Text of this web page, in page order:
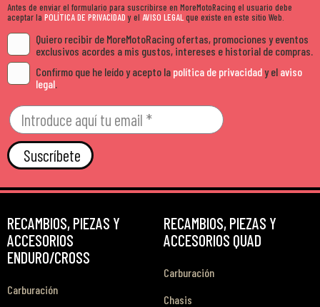
Antes de enviar el formulario para suscribirse en MoreMotoRacing el usuario debe
aceptar la POLÍTICA DE PRIVACIDADy el AVISO LEGALque existe en este sitio Web.
Quiero recibir de MoreMotoRacing ofertas, promociones y eventos
exclusivos acordes a mis gustos, intereses e historial de compras.
Confirmo que he leído y acepto la política de privacidady el aviso
legal
Suscríbete
RECAMBIOS, PIEZAS Y
ACCESORIOS
ENDURO/CROSS
Carburación
RECAMBIOS, PIEZAS Y
ACCESORIOS QUAD
Carburación
Chasis